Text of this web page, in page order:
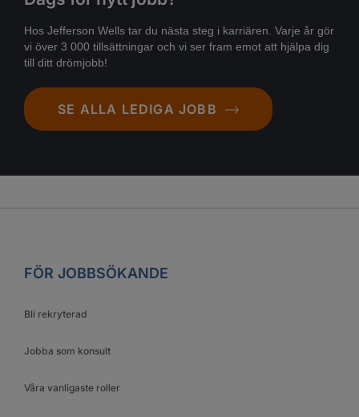
Hos Jefferson Wells tar du nästa steg i karriären. Varje år gör
vi över 3 000 tillsättningar och vi ser fram emot att hjälpa dig
till ditt drömjobb!
SE ALLA LEDIGA JOBB
FÖR JOBBSÖKANDE
Bli rekryterad
Jobba som konsult
Våra vanligaste roller